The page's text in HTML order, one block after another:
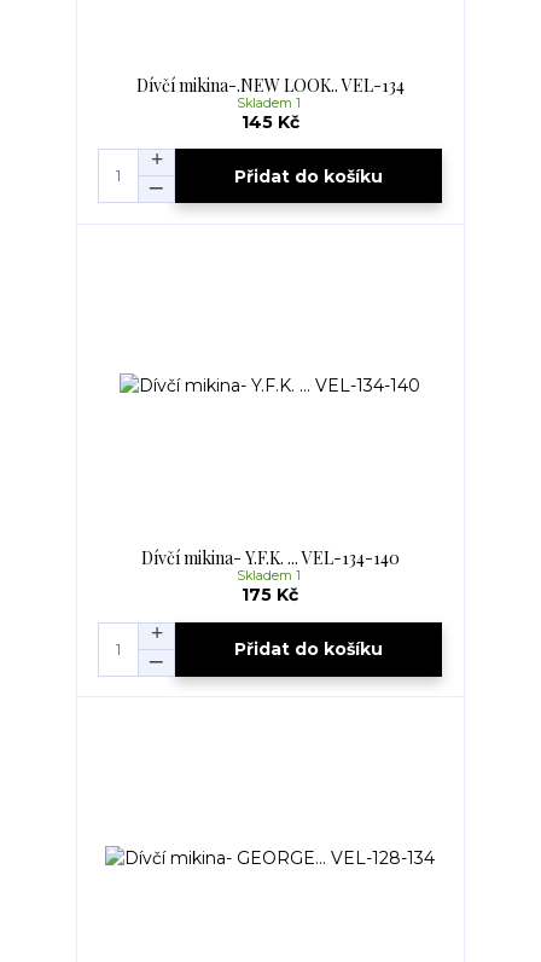
Dívčí mikina-.NEW LOOK.. VEL-134
145 Kč
Skladem 1
Přidat do košíku
Dívčí mikina- Y.F.K. ... VEL-134-140
175 Kč
Skladem 1
Přidat do košíku